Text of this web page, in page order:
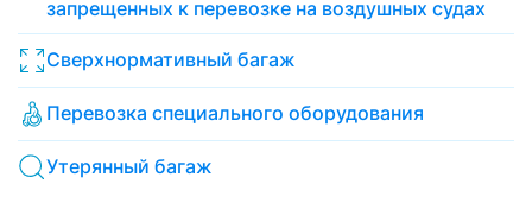
запрещенных к перевозке на воздушных судах
Сверхнормативный багаж
Перевозка специального оборудования
Утерянный багаж